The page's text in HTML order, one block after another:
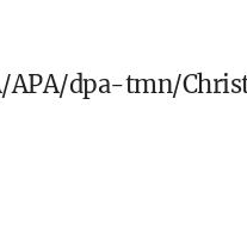
APA/dpa-tmn/